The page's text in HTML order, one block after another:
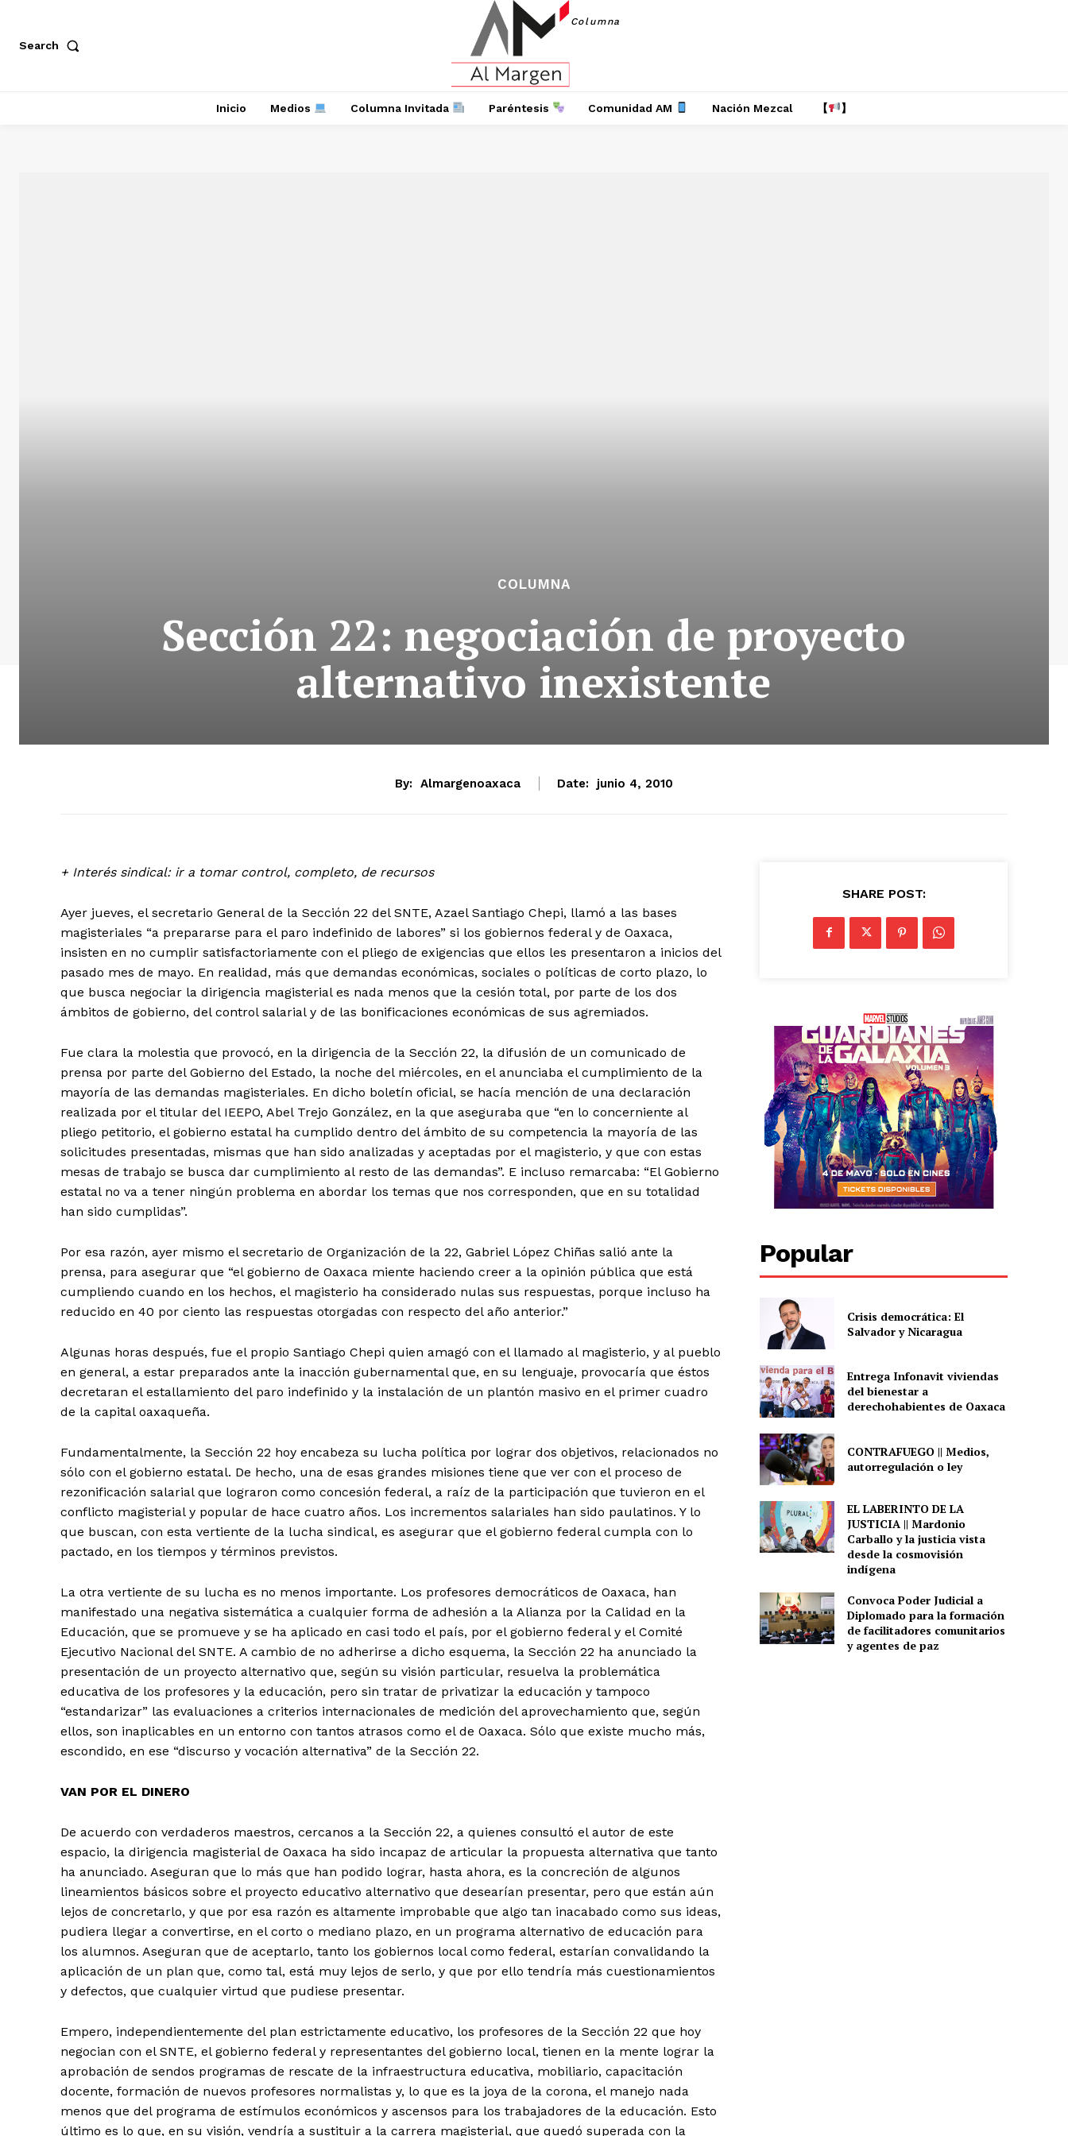
Search
Columna
Inicio Medios Columna Invitada Paréntesis Comunidad AM Nación Mezcal 【 】
COLUMNA
Sección 22: negociación de proyecto
alternativo inexistente
By: Almargenoaxaca Date: junio 4, 2010
+ Interés sindical: ir a tomar control, completo, de recursos
Ayer jueves, el secretario General de la Sección 22 del SNTE, Azael Santiago Chepi, llamó a las bases
magisteriales “a prepararse para el paro indefinido de labores” si los gobiernos federal y de Oaxaca,
insisten en no cumplir satisfactoriamente con el pliego de exigencias que ellos les presentaron a inicios del
pasado mes de mayo. En realidad, más que demandas económicas, sociales o políticas de corto plazo, lo
que busca negociar la dirigencia magisterial es nada menos que la cesión total, por parte de los dos
ámbitos de gobierno, del control salarial y de las bonificaciones económicas de sus agremiados.
Fue clara la molestia que provocó, en la dirigencia de la Sección 22, la difusión de un comunicado de
prensa por parte del Gobierno del Estado, la noche del miércoles, en el anunciaba el cumplimiento de la
mayoría de las demandas magisteriales. En dicho boletín oficial, se hacía mención de una declaración
realizada por el titular del IEEPO, Abel Trejo González, en la que aseguraba que “en lo concerniente al
pliego petitorio, el gobierno estatal ha cumplido dentro del ámbito de su competencia la mayoría de las
solicitudes presentadas, mismas que han sido analizadas y aceptadas por el magisterio, y que con estas
mesas de trabajo se busca dar cumplimiento al resto de las demandas”. E incluso remarcaba: “El Gobierno
estatal no va a tener ningún problema en abordar los temas que nos corresponden, que en su totalidad
han sido cumplidas”.
Por esa razón, ayer mismo el secretario de Organización de la 22, Gabriel López Chiñas salió ante la
prensa, para asegurar que “el gobierno de Oaxaca miente haciendo creer a la opinión pública que está
cumpliendo cuando en los hechos, el magisterio ha considerado nulas sus respuestas, porque incluso ha
reducido en 40 por ciento las respuestas otorgadas con respecto del año anterior.”
Algunas horas después, fue el propio Santiago Chepi quien amagó con el llamado al magisterio, y al pueblo
en general, a estar preparados ante la inacción gubernamental que, en su lenguaje, provocaría que éstos
decretaran el estallamiento del paro indefinido y la instalación de un plantón masivo en el primer cuadro
de la capital oaxaqueña.
Fundamentalmente, la Sección 22 hoy encabeza su lucha política por lograr dos objetivos, relacionados no
sólo con el gobierno estatal. De hecho, una de esas grandes misiones tiene que ver con el proceso de
rezonificación salarial que lograron como concesión federal, a raíz de la participación que tuvieron en el
conflicto magisterial y popular de hace cuatro años. Los incrementos salariales han sido paulatinos. Y lo
que buscan, con esta vertiente de la lucha sindical, es asegurar que el gobierno federal cumpla con lo
pactado, en los tiempos y términos previstos.
La otra vertiente de su lucha es no menos importante. Los profesores democráticos de Oaxaca, han
manifestado una negativa sistemática a cualquier forma de adhesión a la Alianza por la Calidad en la
Educación, que se promueve y se ha aplicado en casi todo el país, por el gobierno federal y el Comité
Ejecutivo Nacional del SNTE. A cambio de no adherirse a dicho esquema, la Sección 22 ha anunciado la
presentación de un proyecto alternativo que, según su visión particular, resuelva la problemática
educativa de los profesores y la educación, pero sin tratar de privatizar la educación y tampoco
“estandarizar” las evaluaciones a criterios internacionales de medición del aprovechamiento que, según
ellos, son inaplicables en un entorno con tantos atrasos como el de Oaxaca. Sólo que existe mucho más,
escondido, en ese “discurso y vocación alternativa” de la Sección 22.
VAN POR EL DINERO
De acuerdo con verdaderos maestros, cercanos a la Sección 22, a quienes consultó el autor de este
espacio, la dirigencia magisterial de Oaxaca ha sido incapaz de articular la propuesta alternativa que tanto
ha anunciado. Aseguran que lo más que han podido lograr, hasta ahora, es la concreción de algunos
lineamientos básicos sobre el proyecto educativo alternativo que desearían presentar, pero que están aún
lejos de concretarlo, y que por esa razón es altamente improbable que algo tan inacabado como sus ideas,
pudiera llegar a convertirse, en el corto o mediano plazo, en un programa alternativo de educación para
los alumnos. Aseguran que de aceptarlo, tanto los gobiernos local como federal, estarían convalidando la
aplicación de un plan que, como tal, está muy lejos de serlo, y que por ello tendría más cuestionamientos
y defectos, que cualquier virtud que pudiese presentar.
Empero, independientemente del plan estrictamente educativo, los profesores de la Sección 22 que hoy
negocian con el SNTE, el gobierno federal y representantes del gobierno local, tienen en la mente lograr la
aprobación de sendos programas de rescate de la infraestructura educativa, mobiliario, capacitación
docente, formación de nuevos profesores normalistas y, lo que es la joya de la corona, el manejo nada
menos que del programa de estímulos económicos y ascensos para los trabajadores de la educación. Esto
último es lo que, en su visión, vendría a sustituir a la carrera magisterial, que quedó superada con la
SHARE POST:
Popular
Crisis democrática: El
Salvador y Nicaragua
Entrega Infonavit viviendas
del bienestar a
derechohabientes de Oaxaca
CONTRAFUEGO || Medios,
autorregulación o ley
EL LABERINTO DE LA
JUSTICIA || Mardonio
Carballo y la justicia vista
desde la cosmovisión
indígena
Convoca Poder Judicial a
Diplomado para la formación
de facilitadores comunitarios
y agentes de paz